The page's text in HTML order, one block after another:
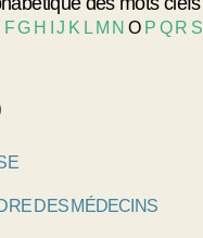
FG H IJ K L M NO P Q R S
DES MÉDECINS